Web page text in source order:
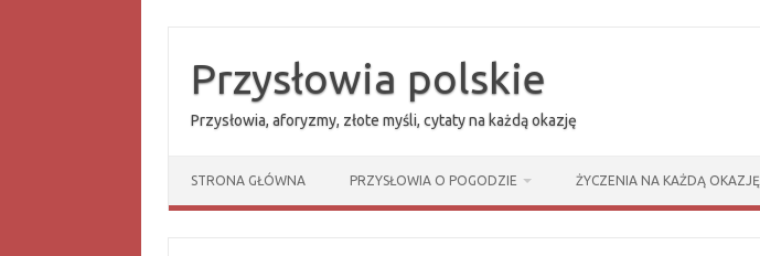
treściPrzysłowia polskie
Przysłowia, aforyzmy, złote myśli, cytaty na każdą okazję
STRONA GŁÓWNA PRZYSŁOWIA O POGODZIE ŻYCZENIA NA KAŻDĄ OKAZJĘ